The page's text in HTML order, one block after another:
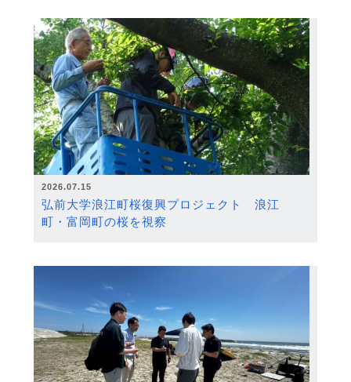
2026.07.15
弘前大学浪江町桜復興プロジェクト 浪江
町・富岡町の桜を視察